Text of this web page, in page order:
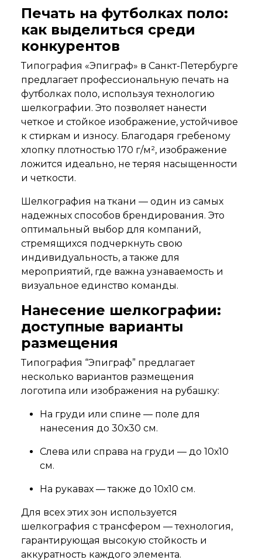
Печать на футболках поло:
как выделиться среди
конкурентов
Типография «Эпиграф» в Санкт-Петербурге
предлагает профессиональную печать на
футболках поло, используя технологию
шелкографии. Это позволяет нанести
четкое и стойкое изображение, устойчивое
к стиркам и износу. Благодаря гребеному
хлопку плотностью 170 г/м², изображение
ложится идеально, не теряя насыщенности
и четкости.
Шелкография на ткани — один из самых
надежных способов брендирования. Это
оптимальный выбор для компаний,
стремящихся подчеркнуть свою
индивидуальность, а также для
мероприятий, где важна узнаваемость и
визуальное единство команды.
Нанесение шелкографии:
доступные варианты
размещения
Типография “Эпиграф” предлагает
несколько вариантов размещения
логотипа или изображения на рубашку:
На груди или спине — поле для
нанесения до 30х30 см.
Слева или справа на груди — до 10х10
см.
На рукавах — также до 10х10 см.
Для всех этих зон используется
шелкография с трансфером — технология,
гарантирующая высокую стойкость и
аккуратность каждого элемента.